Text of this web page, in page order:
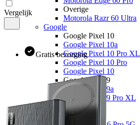
Overige
Motorola Razr 60 Ultra
Google
Google Pixel 10
Google Pixel 10a
Google Pixel 10 Pro XL
Google Pixel 10 Pro
Google Pixel 10
Google Pixel 9
Google Pixel 9a
Google Pixel 9 Pro XL
OPPO
OPPO Reno
Vergelijk
Gratis bezorging